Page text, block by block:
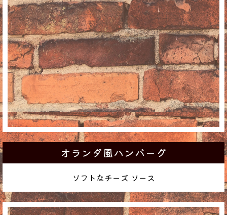
オランダ風ハンバーグ
ソフトなチーズ ソース